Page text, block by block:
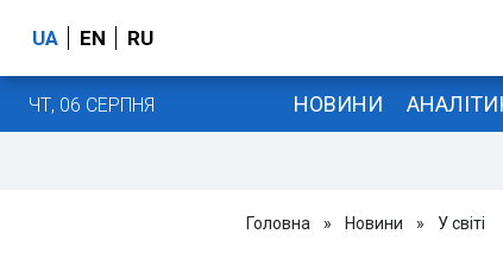
UA EN RU
ЧТ, 06 СЕРПНЯ НОВИНИ
Головна » Новини » У світі